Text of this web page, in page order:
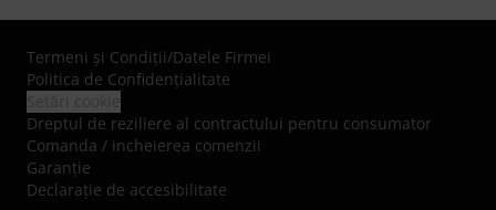
Termeni şi Condiţii/Datele Firmei
Politica de Confidenţialitate
Dreptul de reziliere al contractului pentru consumator
Comanda / incheierea comenzii
Garanție
Declarație de accesibilitate